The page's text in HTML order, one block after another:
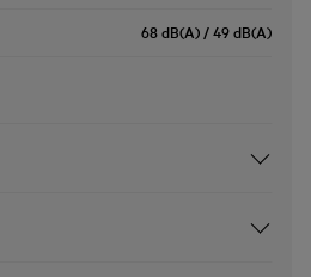
68 dB(A) / 49 dB(A)